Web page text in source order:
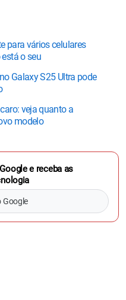
para vários celulares
o seu
Galaxy S25 Ultra pode
veja quanto a
modelo
e receba as
Google